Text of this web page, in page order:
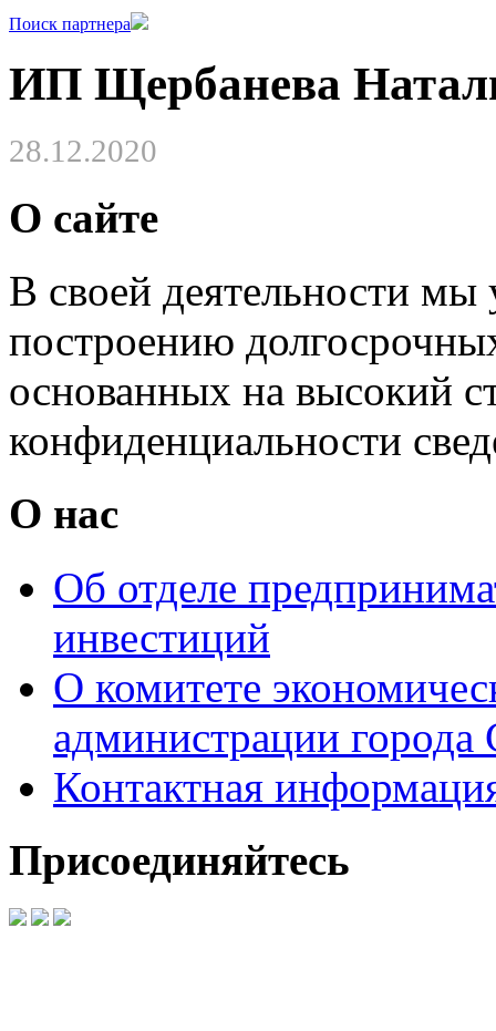
Поиск партнера
ИП Щербанева
28.12.2020
О сайте
В своей деятельности
построению
основанных на высокий
конфиденциальности
О нас
Об отделе
инвестиций
О комитете
администрации города
Контактная
Присоединяйтесь